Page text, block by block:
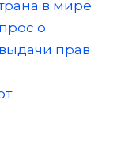
в мире
о
прав